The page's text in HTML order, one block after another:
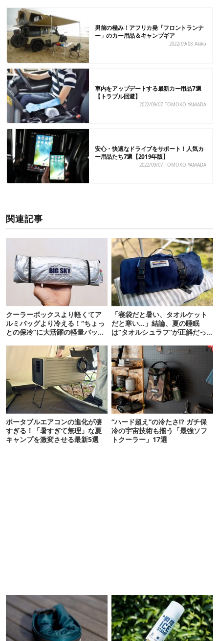
男前の極み！アフリカ発「フロントランナ
ー」のカー用品＆キャンプギア
2022/09/08 Akiko
車内をアップデートする最新カー用品7選
【トラブル回避】
2022/09/07 TOMOKO YAMADA
安心・快適なドライブをサポート！人気カ
ー用品たち7選【2019年版】
2022/09/07 TOMOKO YAMADA
関連記事
クーラーボックスより軽くてア
ルミバッグより冷える！“ちょっ
との保冷”に大活躍の軽量バッグ
「寝袋だと暑い、タオルケット
だと寒い…」結論、夏の睡眠
は“タオルシュラフ”が正解だっ
ポータブルエアコンの進化が凄
すぎる！「暑すぎて無理」な夏
キャンプを激変させる最新5選
“ハード超え”の冷たさ!? ガチ保
冷の宇宙技術も揃う「最強ソフ
トクーラー」17選